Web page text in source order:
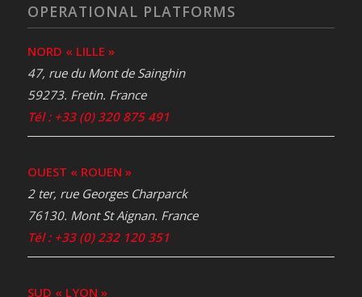
OPERATIONAL PLATFORMS
NORD « LILLE »
47, rue du Mont de Sainghin
59273. Fretin. France
Tél : +33 (0) 320 875 491
OUEST « ROUEN »
2 ter, rue Georges Charparck
76130. Mont St Aignan. France
Tél : +33 (0) 232 120 351
SUD « LYON »